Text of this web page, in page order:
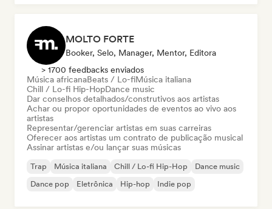
MOLTO FORTE
Booker, Selo, Manager, Mentor, Editora
> 1700 feedbacks enviados
Música africanaBeats / Lo-fiMúsica italiana
Chill / Lo-fi Hip-HopDance music
Dar conselhos detalhados/construtivos aos artistas
Achar ou propor oportunidades de eventos ao vivo aos
artistas
Representar/gerenciar artistas em suas carreiras
Oferecer aos artistas um contrato de publicação musical
Assinar artistas e/ou lançar suas músicas
Trap Música italiana Chill / Lo-fi Hip-Hop
Dance music
Dance pop
Eletrônica Hip-hop Indie pop